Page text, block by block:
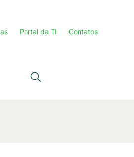
Portal da TI Contatos